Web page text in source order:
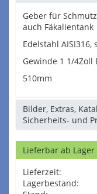
Geber für
auch Fäkalientank
Edelstahl
Gewinde 1 1/4Zoll
510mm
Bilder, Extras,
Sicherheits- und
Lieferbar ab Lager
Lieferzeit:
Lagerbestand: